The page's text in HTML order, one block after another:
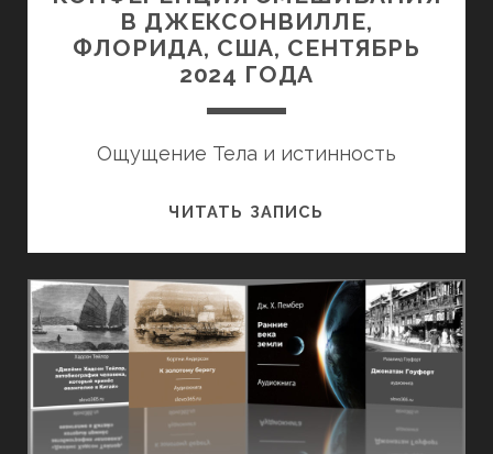
В ДЖЕКСОНВИЛЛЕ,
ФЛОРИДА, США, СЕНТЯБРЬ
2024 ГОДА
Ощущение Тела и истинность
ЧИТАТЬ ЗАПИСЬ
СМЕШИВАНИЯ
В
ДЖЕКСОНВИЛЛЕ,
ФЛОРИДА,
США,
СЕНТЯБРЬ